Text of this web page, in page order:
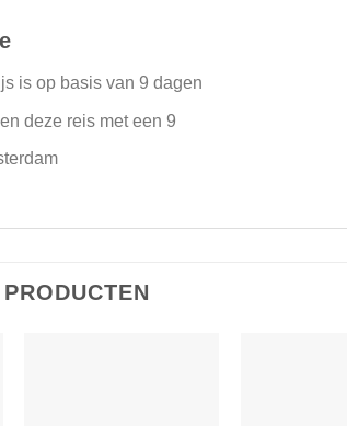
is op basis van 9 dagen
deze reis met een 9